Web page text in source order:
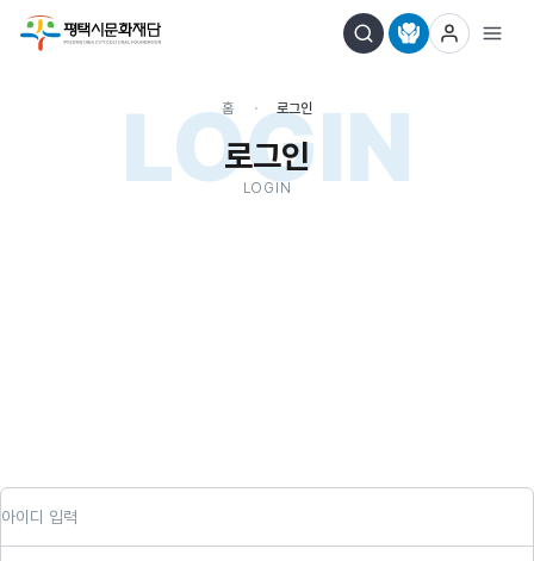
LOGIN
홈 로그인
로그인
LOGIN